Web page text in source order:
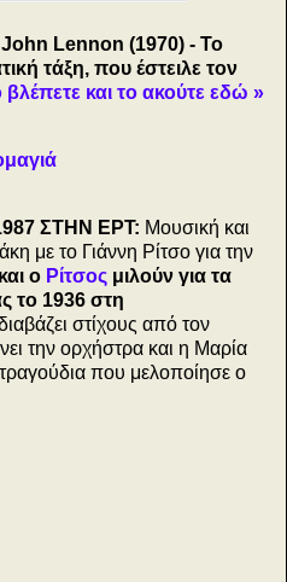
Lennon (1970) - Το
τάξη, που έστειλε τον
βλέπετε και το ακούτε εδώ »
ΣΤΗΝ ΕΡΤ: Μουσική και
με το Γιάννη Ρίτσο για την
και ο Ρίτσος μιλούν για τα
το 1936 στη
στίχους από τον
την ορχήστρα και η Μαρία
που μελοποίησε ο